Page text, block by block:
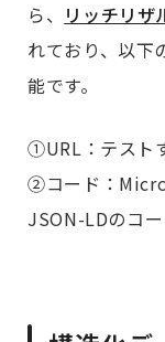
ら、 リッチリザ
れており、以下
能です。
①URL：テスト
②コード：
JSON-LDのコ